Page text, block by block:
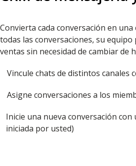
Convierta cada conversación en
todas las conversaciones, su
ventas sin necesidad de cambiar de
Vincule chats de distintos canales
Asigne conversaciones a los
Inicie una nueva conversación
iniciada por usted)